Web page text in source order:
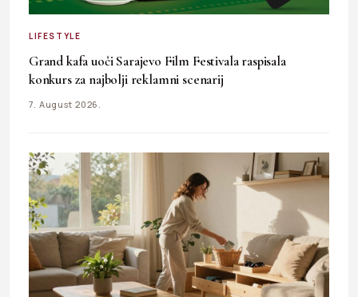
LIFESTYLE
Grand kafa uoči Sarajevo Film Festivala raspisala
konkurs za najbolji reklamni scenarij
7. August 2026.